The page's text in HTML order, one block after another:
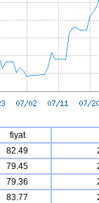
fiyat
82.49
79.45
79.36
83.77